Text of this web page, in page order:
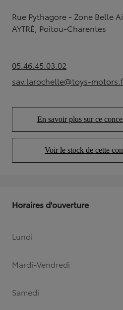
Rue Pythagore - Zone Belle
AYTRÉ, Poitou-Charentes
05.46.45.03.02(Opens in new tab)
sav.larochelle@toys-(Opens in new
En savoir plus sur ce
(Opens
Voir le stock de cette
(Opens
Horaires d'ouverture
Lundi
Mardi-Vendredi
Samedi